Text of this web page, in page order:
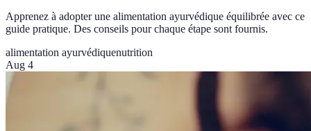
Apprenez à adopter une alimentation ayurvédique équilibrée avec ce
guide pratique. Des conseils pour chaque étape sont fournis.
alimentation ayurvédiquenutrition
Aug 4